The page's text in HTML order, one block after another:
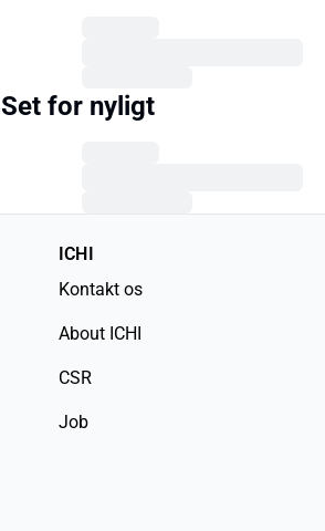
Set for nyligt
ICHI
Kontakt os
About ICHI
CSR
Job